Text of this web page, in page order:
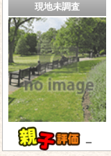
現地未調査
－